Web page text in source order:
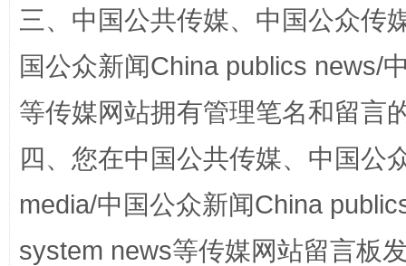
三、中国公共传媒、中国公众传
国公众新闻China publics news/
等传媒网站拥有管理笔名和留言
四、您在中国公共传媒、中国公
media/中国公众新闻China
system news等传媒网站留言板